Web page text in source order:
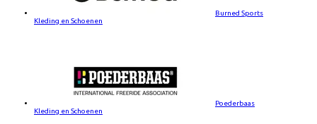
Burned Sports
Kleding en Schoenen
Poederbaas
Kleding en Schoenen